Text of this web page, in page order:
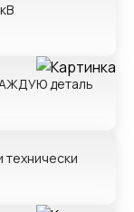
деталь